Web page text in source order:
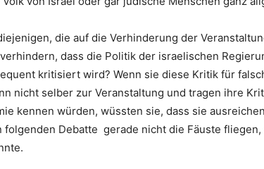
die auf die Verhinderung der
dass die Politik der israelischen
kritisiert wird? Wenn sie diese Kritik für
nicht selber zur Veranstaltung und tragen ihre
kennen würden, wüssten sie, dass sie
folgenden Debatte gerade nicht die Fäuste